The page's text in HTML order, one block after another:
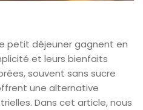
petit déjeuner gagnent en
et leurs bienfaits
souvent sans sucre
une alternative
Dans cet article, nous